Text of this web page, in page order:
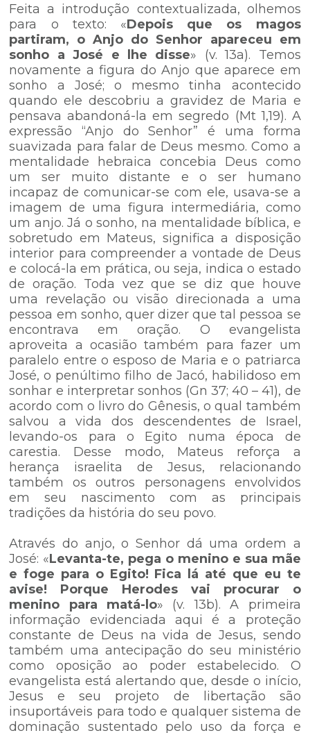
Feita a introdução contextualizada, olhemos
para o texto: «Depois que os magos
partiram, o Anjo do Senhor apareceu em
sonho a José e lhe disse» (v. 13a). Temos
novamente a figura do Anjo que aparece em
sonho a José; o mesmo tinha acontecido
quando ele descobriu a gravidez de Maria e
pensava abandoná-la em segredo (Mt 1,19). A
expressão “Anjo do Senhor” é uma forma
suavizada para falar de Deus mesmo. Como a
mentalidade hebraica concebia Deus como
um ser muito distante e o ser humano
incapaz de comunicar-se com ele, usava-se a
imagem de uma figura intermediária, como
um anjo. Já o sonho, na mentalidade bíblica, e
sobretudo em Mateus, significa a disposição
interior para compreender a vontade de Deus
e colocá-la em prática, ou seja, indica o estado
de oração. Toda vez que se diz que houve
uma revelação ou visão direcionada a uma
pessoa em sonho, quer dizer que tal pessoa se
encontrava em oração. O evangelista
aproveita a ocasião também para fazer um
paralelo entre o esposo de Maria e o patriarca
José, o penúltimo filho de Jacó, habilidoso em
sonhar e interpretar sonhos (Gn 37; 40 – 41), de
acordo com o livro do Gênesis, o qual também
salvou a vida dos descendentes de Israel,
levando-os para o Egito numa época de
carestia. Desse modo, Mateus reforça a
herança israelita de Jesus, relacionando
também os outros personagens envolvidos
em seu nascimento com as principais
tradições da história do seu povo.
Através do anjo, o Senhor dá uma ordem a
José: «Levanta-te, pega o menino e sua mãe
e foge para o Egito! Fica lá até que eu te
avise! Porque Herodes vai procurar o
menino para matá-lo» (v. 13b). A primeira
informação evidenciada aqui é a proteção
constante de Deus na vida de Jesus, sendo
também uma antecipação do seu ministério
como oposição ao poder estabelecido. O
evangelista está alertando que, desde o início,
Jesus e seu projeto de libertação são
insuportáveis para todo e qualquer sistema de
dominação sustentado pelo uso da força e